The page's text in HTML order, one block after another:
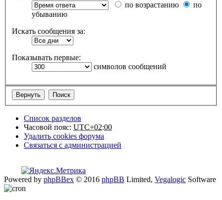
по возрастанию
по
убыванию
Искать сообщения за:
Показывать первые:
символов сообщений
Список разделов
Часовой пояс: UTC+02:00
Удалить cookies форума
Связаться с администрацией
Powered by phpBBex © 2016 phpBB Limited, Vegalogic Software